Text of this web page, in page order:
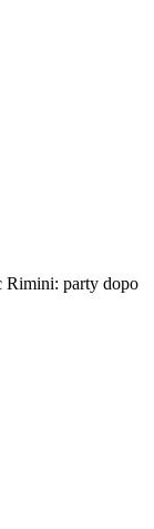
Rimini: party dopo